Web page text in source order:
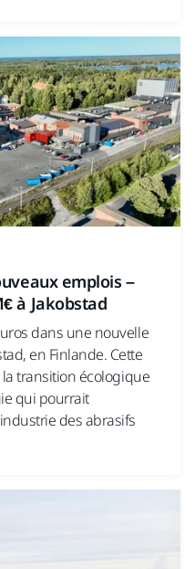
emplois –
à Jakobstad
dans une nouvelle
en Finlande. Cette
transition écologique
qui pourrait
des abrasifs